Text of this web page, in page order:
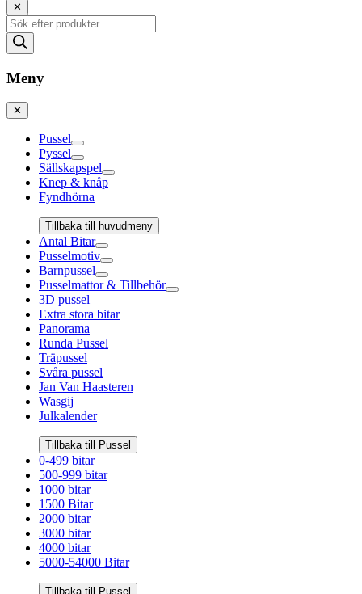
✕
Produktsökning
Meny
✕
Pussel
Pyssel
Sällskapspel
Knep & knåp
Fyndhörna
Tillbaka till huvudmeny
Antal Bitar
Pusselmotiv
Barnpussel
Pusselmattor & Tillbehör
3D pussel
Extra stora bitar
Panorama
Runda Pussel
Träpussel
Svåra pussel
Jan Van Haasteren
Wasgij
Julkalender
Tillbaka till Pussel
0-499 bitar
500-999 bitar
1000 bitar
1500 Bitar
2000 bitar
3000 bitar
4000 bitar
5000-54000 Bitar
Tillbaka till Pussel